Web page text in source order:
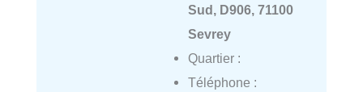
Sud, D906, 71100
Sevrey
Quartier :
Téléphone :